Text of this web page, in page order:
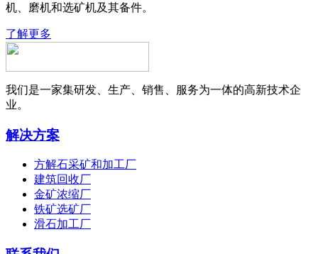
机、磨机和选矿机及其备件。
了解更多
我们是一家集研发、生产、销售、服务为一体的高新技术企
业。
解决方案
方解石采矿和加工厂
建筑回收厂
金矿浓缩厂
铁矿选矿厂
滑石加工厂